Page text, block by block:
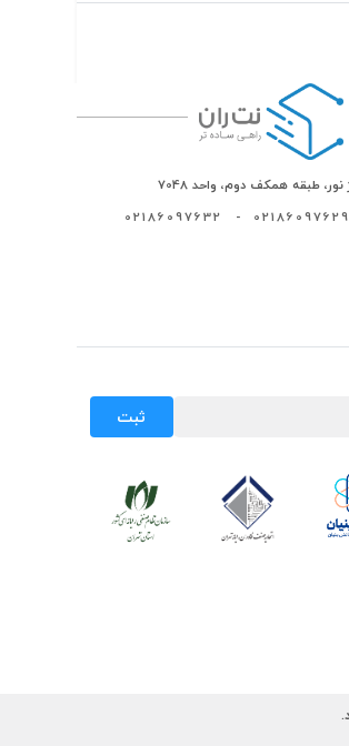
طبقه همکف دوم، واحد 7048
02186097629
-
02186097632
ثبت